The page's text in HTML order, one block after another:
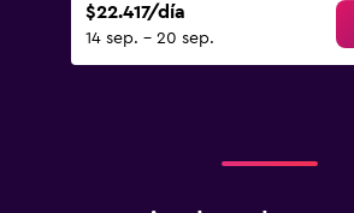
$22.417/día
14 sep. - 20 sep.